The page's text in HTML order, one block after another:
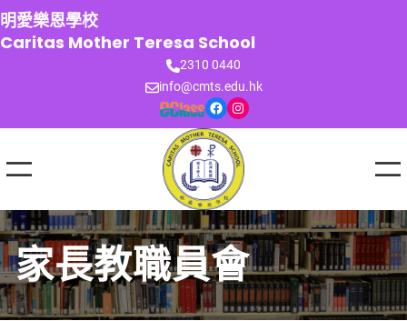
跳
至
主
明愛樂恩學校
Caritas Mother Teresa School
2310 0440
info@cmts.edu.hk
Facebook Instagram
家長教職員會